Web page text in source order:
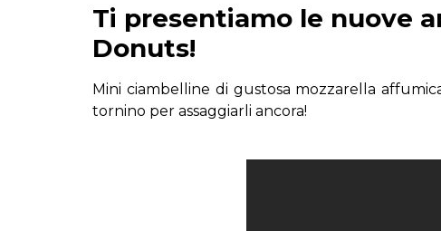
Ti presentiamo le nuove
Donuts!
Mini ciambelline di gustosa mozzarella
tornino per assaggiarli ancora!